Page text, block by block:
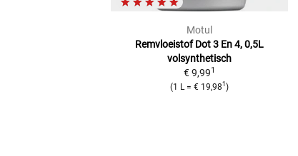
Motul
Remvloeistof Dot 3 En 4, 0,5L
volsynthetisch
€ 9,991
(1 L= € 19,981 )